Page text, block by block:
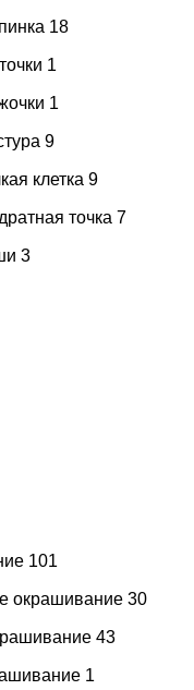
18
1
1
9
клетка 9
точка 7
3
101
окрашивание 30
43
1